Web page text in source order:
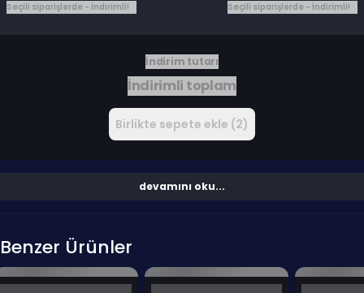
Seçili siparişlerde - İndirimli! Seçili siparişlerde - İndirimli!
İndirim tutarı
İndirimli toplam
Birlikte sepete ekle (2)
devamını oku...
Benzer Ürünler